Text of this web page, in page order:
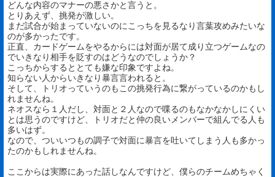
どんな内容のマナーの悪さかと言うと。
とりあえず、挑発が激しい。
まだ試合が始まっていないのにこっちを見るなり言葉攻めみたいな
のが多かったです。
正直、カードゲームをやるからには対面が居て成り立つゲームなの
でいきなり相手を貶すのはどうなのでしょうか？
こっちからするととても嫌な印象ですよね。
知らない人からいきなり暴言言われると。
そして、トリオっていうのもこの挑発行為に繋がっているのかもし
れませんね。
ネオスなら１人だし、対面と２人なので喋るのもなかなかしにくい
とは思うのですけど、トリオだと仲の良いメンバーで組んでる人も
多いはず。
なので、ついいつもの調子で対面に暴言を吐いてしまう人も多かっ
たのかもしれませんね。
ここからは実際にあった話しなんですけど、僕らのチームめちゃく